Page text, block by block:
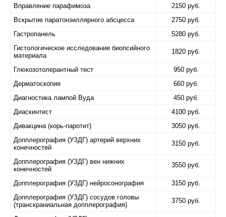
Вправление парафимоза
2150 руб.
Вскрытие паратонзиллярного абсцесса
2750 руб.
Гастропанель
5280 руб.
Гистологическое исследование биопсийного
материала
1820 руб.
Глюкозотолерантный тест
950 руб.
Дерматоскопия
660 руб.
Диагностика лампой Вуда
450 руб.
Диаскинтест
4100 руб.
Дивакцина (корь-паротит)
3050 руб.
Допплерография (УЗДГ) артерий верхних
конечностей
3150 руб.
Допплерография (УЗДГ) вен нижних
конечностей
3550 руб.
Допплерография (УЗДГ) нейросонография
3150 руб.
Допплерография (УЗДГ) сосудов головы
(транскраниальная допплерография)
3750 руб.